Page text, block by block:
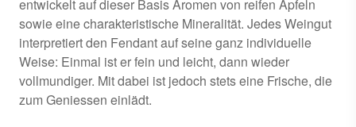
entwickelt auf dieser Basis Aromen von reifen Äpfeln
sowie eine charakteristische Mineralität. Jedes Weingut
interpretiert den Fendant auf seine ganz individuelle
Weise: Einmal ist er fein und leicht, dann wieder
vollmundiger. Mit dabei ist jedoch stets eine Frische, die
zum Geniessen einlädt.